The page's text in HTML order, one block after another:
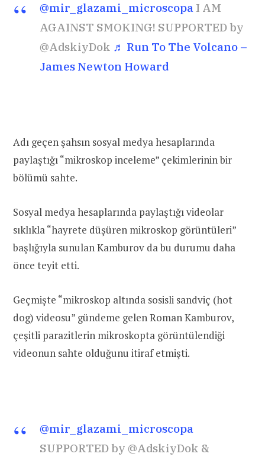
@mir_glazami_microscopa I AM
AGAINST SMOKING! SUPPORTED by
@AdskiyDok ♬ Run To The Volcano –
James Newton Howard
Adı geçen şahsın sosyal medya hesaplarında
paylaştığı “mikroskop inceleme” çekimlerinin bir
bölümü sahte.
Sosyal medya hesaplarında paylaştığı videolar
sıklıkla “hayrete düşüren mikroskop görüntüleri”
başlığıyla sunulan Kamburov da bu durumu daha
önce teyit etti.
Geçmişte “mikroskop altında sosisli sandviç (hot
dog) videosu” gündeme gelen Roman Kamburov,
çeşitli parazitlerin mikroskopta görüntülendiği
videonun sahte olduğunu itiraf etmişti.
@mir_glazami_microscopa
SUPPORTED by @AdskiyDok &